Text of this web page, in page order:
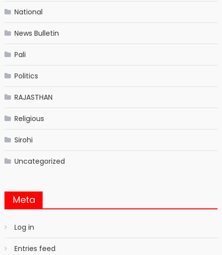
National
News Bulletin
Pali
Politics
RAJASTHAN
Religious
Sirohi
Uncategorized
Meta
Log in
Entries feed